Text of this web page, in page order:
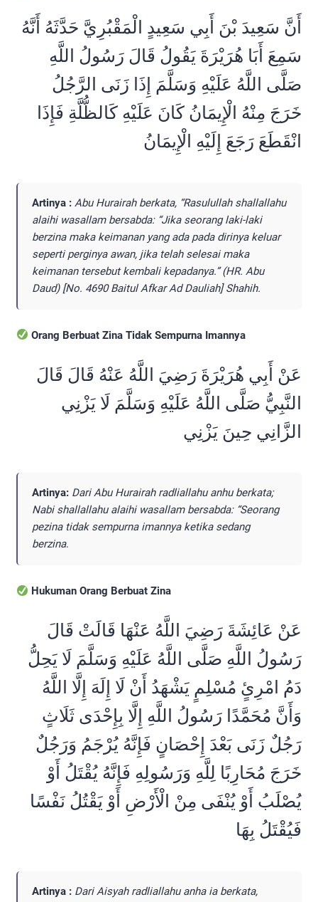
أَنَّ سَعِيدَ بْنَ أَبِي سَعِيدٍ الْمَقْبُرِيَّ حَدَّثَهُ أَنَّهُ
سَمِعَ أَبَا هُرَيْرَةَ يَقُولُ قَالَ رَسُولُ اللَّهِ
صَلَّى اللَّهُ عَلَيْهِ وَسَلَّمَ إِذَا زَنَى الرَّجُلُ
خَرَجَ مِنْهُ الْإِيمَانُ كَانَ عَلَيْهِ كَالظُّلَّةِ فَإِذَا
انْقَطَعَ رَجَعَ إِلَيْهِ الْإِيمَانُ
Artinya : Abu Hurairah berkata, “Rasulullah shallallahu
alaihi wasallam bersabda: “Jika seorang laki-laki
berzina maka keimanan yang ada pada dirinya keluar
seperti perginya awan, jika telah selesai maka
keimanan tersebut kembali kepadanya.” (HR. Abu
Daud) [No. 4690 Baitul Afkar Ad Dauliah] Shahih.
Orang Berbuat Zina Tidak Sempurna Imannya
عَنْ أَبِي هُرَيْرَةَ رَضِيَ اللَّهُ عَنْهُ قَالَ قَالَ
النَّبِيُّ صَلَّى اللَّهُ عَلَيْهِ وَسَلَّمَ لَا يَزْنِي
الزَّانِي حِينَ يَزْنِي
Artinya: Dari Abu Hurairah radliallahu anhu berkata;
Nabi shallallahu alaihi wasallam bersabda: “Seorang
pezina tidak sempurna imannya ketika sedang
berzina.
Hukuman Orang Berbuat Zina
عَنْ عَائِشَةَ رَضِيَ اللَّهُ عَنْهَا قَالَتْ قَالَ
رَسُولُ اللَّهِ صَلَّى اللَّهُ عَلَيْهِ وَسَلَّمَ لَا يَحِلُّ
دَمُ امْرِئٍ مُسْلِمٍ يَشْهَدُ أَنْ لَا إِلَهَ إِلَّا اللَّهُ
وَأَنَّ مُحَمَّدًا رَسُولُ اللَّهِ إِلَّا بِإِحْدَى ثَلَاثٍ
رَجُلٌ زَنَى بَعْدَ إِحْصَانٍ فَإِنَّهُ يُرْجَمُ وَرَجُلٌ
خَرَجَ مُحَارِبًا لِلَّهِ وَرَسُولِهِ فَإِنَّهُ يُقْتَلُ أَوْ
يُصْلَبُ أَوْ يُنْفَى مِنْ الْأَرْضِ أَوْ يَقْتُلُ نَفْسًا
فَيُقْتَلُ بِهَا
Artinya : Dari Aisyah radliallahu anha ia berkata,